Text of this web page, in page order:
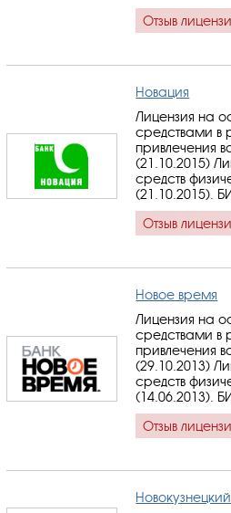
Отзыв
Новация
Лицензия на
средствами в
привлечения
(21.10.2015)
средств
(21.10.2015).
Отзыв
Новое время
Лицензия на
средствами в
привлечения
(29.10.2013)
средств
(14.06.2013).
Отзыв